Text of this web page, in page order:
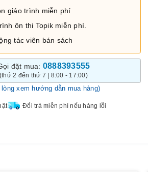
giáo trình miễn phí
ôn thi Topik miễn phí.
tác viên bán sách
đặt mua: 0888393555
(thứ 2 đến thứ 7 | 8:00 - 17:00)
lòng xem hướng dẫn mua hàng)
Đổi trả miễn phí nếu hàng lỗi